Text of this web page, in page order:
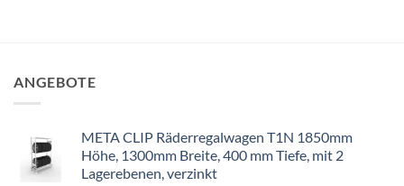
ANGEBOTE
META CLIP Räderregalwagen T1N 1850mm
Höhe, 1300mm Breite, 400 mm Tiefe, mit 2
Lagerebenen, verzinkt